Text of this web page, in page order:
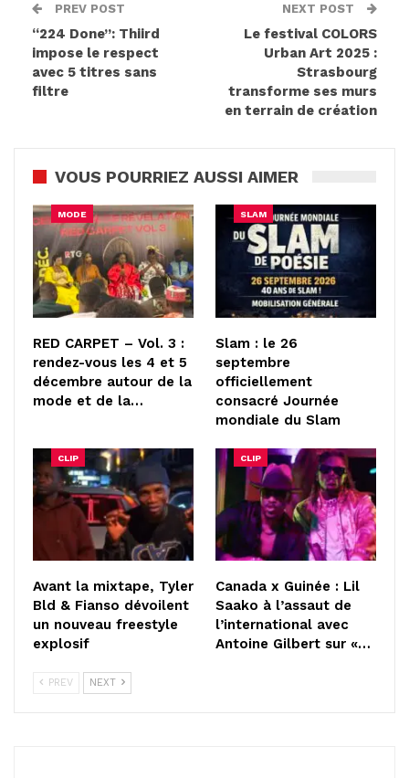
PREV POST
“224 Done”: Thiird
impose le respect
avec 5 titres sans
filtre
NEXT POST
Le festival COLORS
Urban Art 2025 :
Strasbourg
transforme ses murs
en terrain de création
VOUS POURRIEZ AUSSI AIMER
MODE
RED CARPET – Vol. 3 :
rendez-vous les 4 et 5
décembre autour de la
mode et de la…
SLAM
Slam : le 26
septembre
officiellement
consacré Journée
mondiale du Slam
CLIP
Avant la mixtape, Tyler
Bld & Fianso dévoilent
un nouveau freestyle
explosif
CLIP
Canada x Guinée : Lil
Saako à l’assaut de
l’international avec
Antoine Gilbert sur «…
PREV NEXT